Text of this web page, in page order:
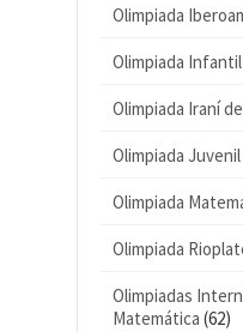
Olimpiada
Olimpiada
Olimpiada Iraní
Olimpiada
Olimpiada
Olimpiada
Olimpiadas
Matemática (62)